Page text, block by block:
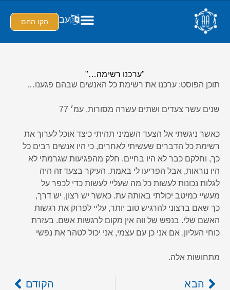
הקו החם עב
"ערכנו רשימה…"
תוכן הפוסט: ערכנו את רשימת כל האנשים שבהם פגענו…
שנים עשר צעדים ושתים עשרה מסורות, עמ׳ 77
כאשר ניגשתי אל הצעד השמיני תהיתי כיצד אוכל לערוך את
רשימת כל הדברים שעשיתי לאחרים, כי היו אנשים רבים כל
כך, וחלקם כבר לא היו בחיים. חלק מהפגיעות שגרמתי לא
היו נוראות, אבל הפריעו לי באמת. העיקר בצעד זה היה
לגלות נכונות לעשות כל מה שעליי לעשות כדי לכפר על
מעשיי כמיטב יכולתי באותה עת. כאשר יש רצון, יש דרך,
כך שאם ברצוני להרגיש טוב יותר, עליי לפרוק את רגשות
האשם שלי. בנפש שלֵ ווה אין מקום לרגשות אשם. בעזרת
כוחי העליון, אם אני כן עם עצמי, אני יכול לטהר את נפשי
מתחושות אלה.
הבא הקודם